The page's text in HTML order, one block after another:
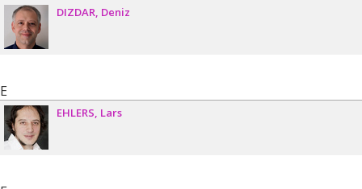
DIZDAR Deniz
E
EHLERS Lars